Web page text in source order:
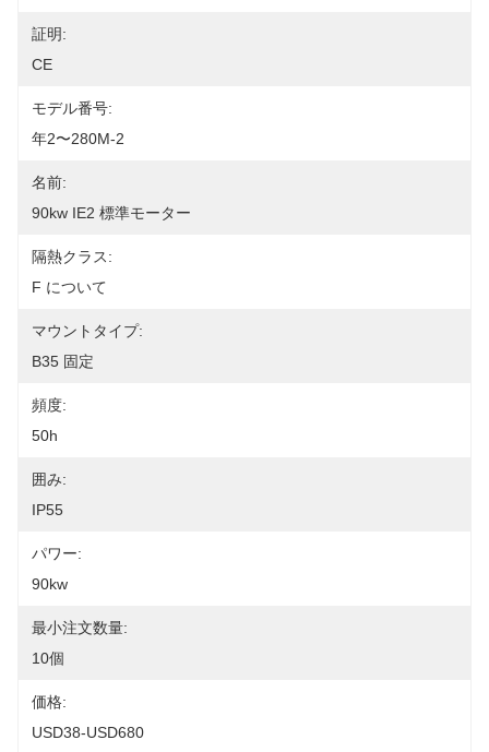
証明:
CE
モデル番号:
年2〜280M-2
名前:
90kw IE2 標準モーター
隔熱クラス:
F について
マウントタイプ:
B35 固定
頻度:
50h
囲み:
IP55
パワー:
90kw
最小注文数量:
10個
価格:
USD38-USD680